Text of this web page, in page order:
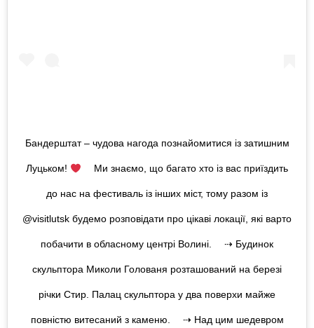
Бандерштат – чудова нагода познайомитися із затишним
Луцьком! ⠀ Ми знаємо, що багато хто із вас приїздить
до нас на фестиваль із інших міст, тому разом із
@visitlutsk будемо розповідати про цікаві локації, які варто
побачити в обласному центрі Волині. ⠀ ⇢ Будинок
скульптора Миколи Голованя розташований на березі
річки Стир. Палац скульптора у два поверхи майже
повністю витесаний з каменю. ⠀ ⇢ Над цим шедевром